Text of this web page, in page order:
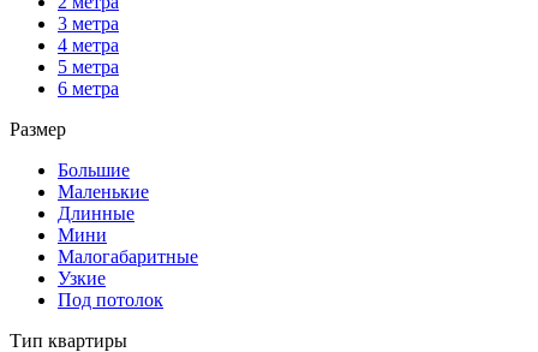
3 метра
4 метра
5 метра
6 метра
Размер
Большие
Маленькие
Длинные
Мини
Малогабаритные
Узкие
Под потолок
Тип квартиры